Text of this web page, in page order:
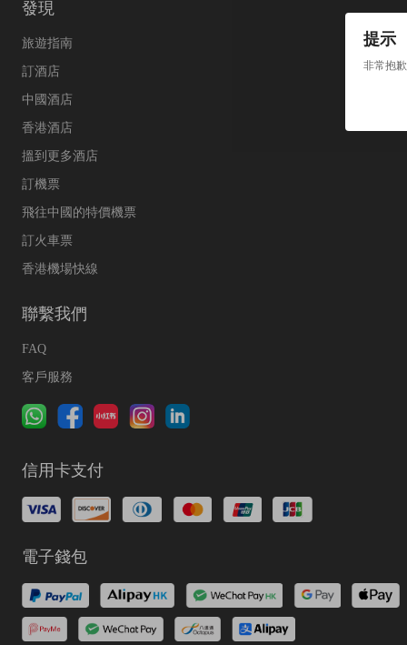
提示
非常抱
發現
旅遊指南
訂酒店
中國酒店
香港酒店
搵到更多酒店
訂機票
飛往中國的特價機票
訂火車票
香港機場快線
聯繫我們
FAQ
客戶服務
信用卡支付
電子錢包